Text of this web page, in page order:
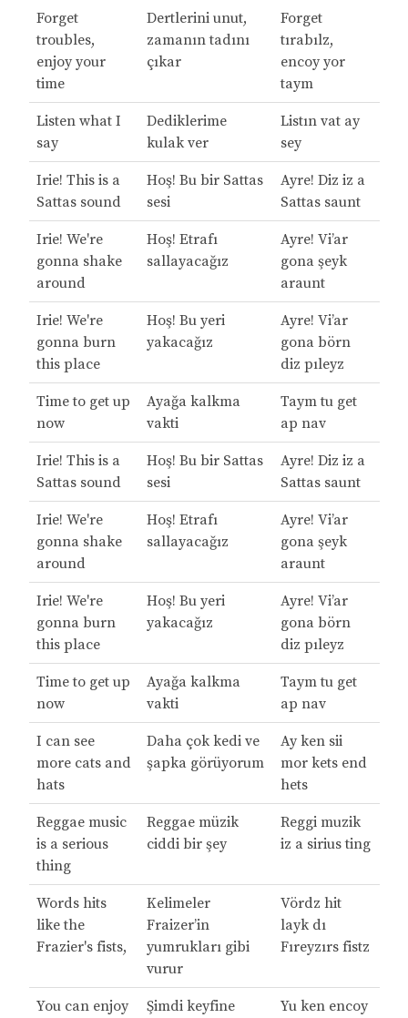
Forget
troubles,
enjoy your
time
Dertlerini unut,
zamanın tadını
çıkar
Forget
tırabılz,
encoy yor
taym
Listen what I
say
Dediklerime
kulak ver
Listın vat ay
sey
Irie! This is a
Sattas sound
Hoş! Bu bir Sattas
sesi
Ayre! Diz iz a
Sattas saunt
Irie! We're
gonna shake
around
Hoş! Etrafı
sallayacağız
Ayre! Vi’ar
gona şeyk
araunt
Irie! We're
gonna burn
this place
Hoş! Bu yeri
yakacağız
Ayre! Vi’ar
gona börn
diz pıleyz
Time to get up
now
Ayağa kalkma
vakti
Taym tu get
ap nav
Irie! This is a
Sattas sound
Hoş! Bu bir Sattas
sesi
Ayre! Diz iz a
Sattas saunt
Irie! We're
gonna shake
around
Hoş! Etrafı
sallayacağız
Ayre! Vi’ar
gona şeyk
araunt
Irie! We're
gonna burn
this place
Hoş! Bu yeri
yakacağız
Ayre! Vi’ar
gona börn
diz pıleyz
Time to get up
now
Ayağa kalkma
vakti
Taym tu get
ap nav
I can see
more cats and
hats
Daha çok kedi ve
şapka görüyorum
Ay ken sii
mor kets end
hets
Reggae music
is a serious
thing
Reggae müzik
ciddi bir şey
Reggi muzik
iz a sirius ting
Words hits
like the
Frazier's fists,
Kelimeler
Fraizer’in
yumrukları gibi
vurur
Vördz hit
layk dı
Fıreyzırs fistz
You can enjoy
Şimdi keyfine
Yu ken encoy